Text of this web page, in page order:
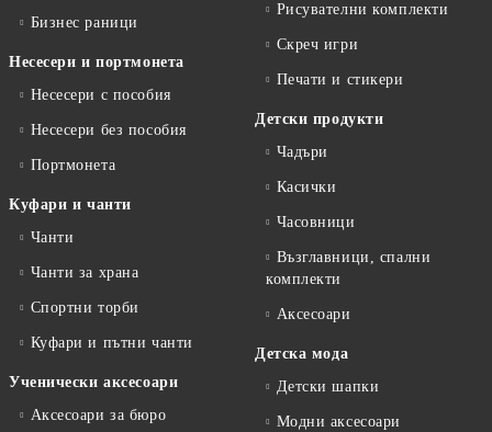
Бизнес раници
Несесери и портмонета
Несесери с пособия
Несесери без пособия
Портмонета
Куфари и чанти
Чанти
Чанти за храна
Спортни торби
Куфари и пътни чанти
Ученически аксесоари
Аксесоари за бюро
Рисувателни комплекти
Скреч игри
Печати и стикери
Детски продукти
Чадъри
Касички
Часовници
Възглавници, спални
комплекти
Аксесоари
Детска мода
Детски шапки
Модни аксесоари